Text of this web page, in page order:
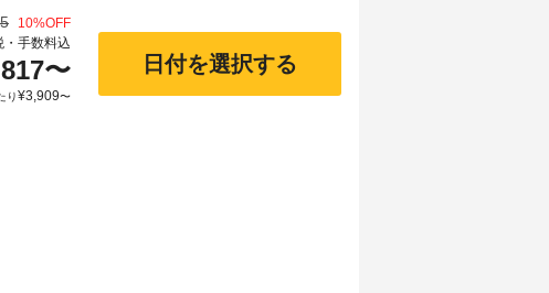
10%OFF
・手数料込
〜
り¥3,909〜
日付を選択する